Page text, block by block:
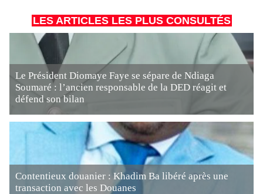
LES ARTICLES LES PLUS CONSULTÉS
Le Président Diomaye Faye se sépare de Ndiaga
Soumaré : l’ancien responsable de la DED réagit et
défend son bilan
Contentieux douanier : Khadim Ba libéré après une
transaction avec les Douanes